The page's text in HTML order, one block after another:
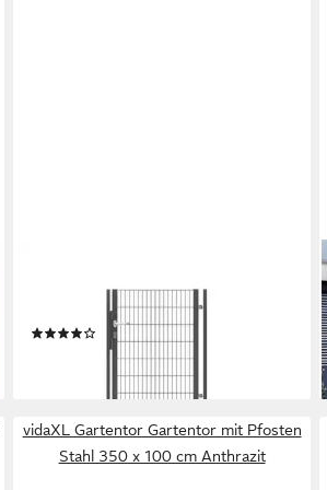
Gartentor Gartentor, (inkl 2 Pfosten
3 Schlüssel Schließer), Anthrazit
(1)
ab 286,99 €
lieferbar in 3 Wochen
vidaXL Gartentor Gartentor mit Pfosten
Stahl 350 x 100 cm Anthrazit